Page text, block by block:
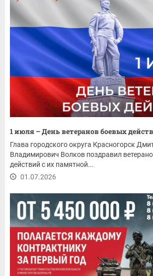
1 июля – День ветеранов боевых
Глава городского округа Красногорск
Владимирович Волков поздравил
действий с их памятной...
01.07.2026